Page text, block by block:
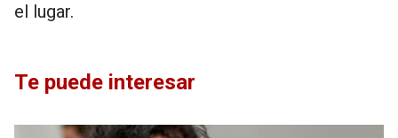
el lugar.
Te puede interesar